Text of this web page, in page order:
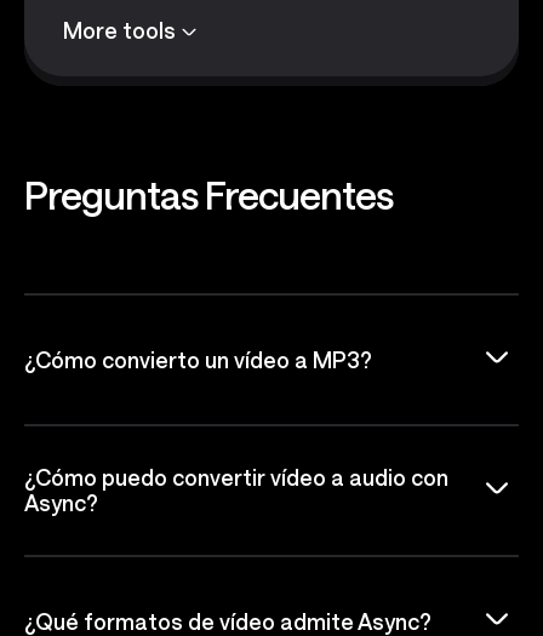
More tools
PreguntasFrecuentes
¿Cómo convierto un vídeo a MP3?
¿Cómo puedo convertir vídeo a audio con
Async?
¿Qué formatos de vídeo admite Async?